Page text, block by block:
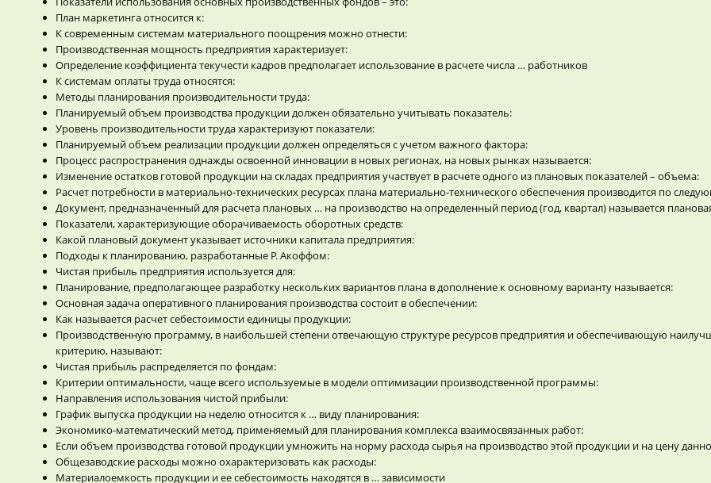
План маркетинга относится к:
К современным системам материального поощрения можно отнести:
Производственная мощность предприятия характеризует:
Определение коэффициента текучести кадров предполагает использование в расчете числа … работников
К системам оплаты труда относятся:
Методы планирования производительности труда:
Планируемый объем производства продукции должен обязательно учитывать показатель:
Уровень производительности труда характеризуют показатели:
Планируемый объем реализации продукции должен определяться с учетом важного фактора:
Процесс распространения однажды освоенной инновации в новых регионах, на новых рынках называется:
Изменение остатков готовой продукции на складах предприятия участвует в расчете одного из плановых показателей – объема:
Расчет потребности в материально-технических ресурсах плана материально-технического обеспечения производится по
Документ, предназначенный для расчета плановых … на производство на определенный период (год, квартал) называется
Показатели, характеризующие оборачиваемость оборотных средств:
Какой плановый документ указывает источники капитала предприятия:
Подходы к планированию, разработанные Р. Акоффом:
Чистая прибыль предприятия используется для:
Планирование, предполагающее разработку нескольких вариантов плана в дополнение к основному варианту называется:
Основная задача оперативного планирования производства состоит в обеспечении:
Как называется расчет себестоимости единицы продукции:
Производственную программу, в наибольшей степени отвечающую структуре ресурсов предприятия и обеспечивающую
критерию, называют:
Чистая прибыль распределяется по фондам:
Критерии оптимальности, чаще всего используемые в модели оптимизации производственной программы:
Направления использования чистой прибыли:
График выпуска продукции на неделю относится к … виду планирования:
Экономико-математический метод, применяемый для планирования комплекса взаимосвязанных работ:
Если объем производства готовой продукции умножить на норму расхода сырья на производство этой продукции и на цену
Общезаводские расходы можно охарактеризовать как расходы:
Материалоемкость продукции и ее себестоимость находятся в … зависимости